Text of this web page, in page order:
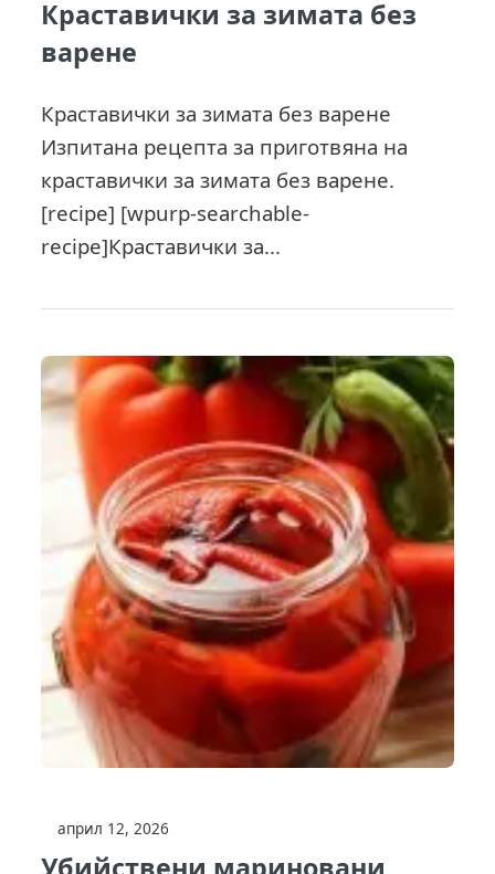
Краставички за зимата без
варене
Краставички за зимата без варене
Изпитана рецепта за приготвяна на
краставички за зимата без варене.
[recipe] [wpurp-searchable-
recipe]Краставички за...
април 12, 2026